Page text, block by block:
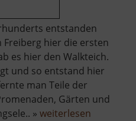
entstanden
hier die ersten
es hier den Walkteich.
und so entstand hier
man Teile der
Gärten und
» weiterlesen